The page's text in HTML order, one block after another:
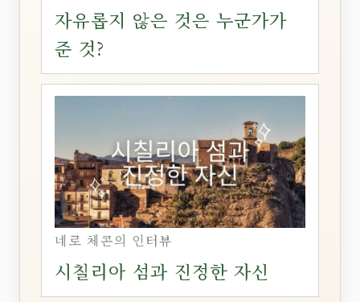
자유롭지 않은 것은 누군가가
준 것?
네로 체콘의 인터뷰
시칠리아 섬과 진정한 자신